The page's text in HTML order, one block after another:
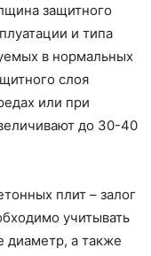
защитного
и типа
в нормальных
слоя
или при
до 30-40
плит – залог
учитывать
диаметр, а также